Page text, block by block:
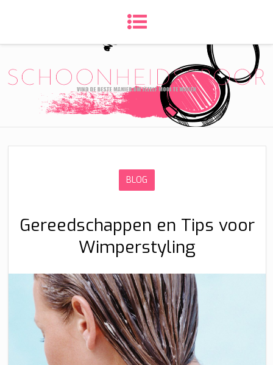
BLOG
Gereedschappen en Tips voor
Wimperstyling